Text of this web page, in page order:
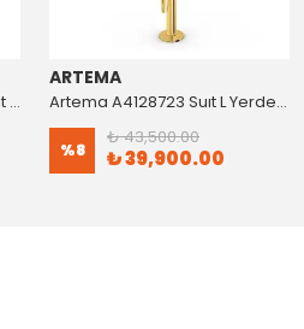
A45163 Lavabo Süzgeci Sabit Krom
ARTEMA
Artema A4128723 Suıt L Yerden Küvet Bataryası Altın
%8
₺ 43,500.00
₺ 39,900.00